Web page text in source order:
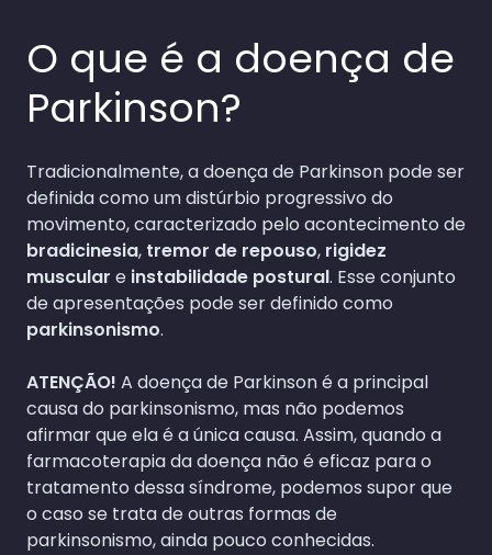
O que é a doença de
Parkinson?
Tradicionalmente, a doença de Parkinson pode ser
definida como um distúrbio progressivo do
movimento, caracterizado pelo acontecimento de
bradicinesia, tremor de repouso, rigidez
muscular e instabilidade postural. Esse conjunto
de apresentações pode ser definido como
parkinsonismo.
ATENÇÃO! A doença de Parkinson é a principal
causa do parkinsonismo, mas não podemos
afirmar que ela é a única causa. Assim, quando a
farmacoterapia da doença não é eficaz para o
tratamento dessa síndrome, podemos supor que
o caso se trata de outras formas de
parkinsonismo, ainda pouco conhecidas.